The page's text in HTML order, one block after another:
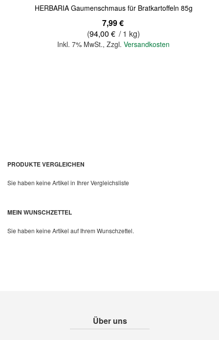
HERBARIA Gaumenschmaus für Bratkartoffeln 85g
7,99 €
(94,00 € / 1 kg)
Inkl. 7% MwSt.,Zzgl.Versandkosten
Quickview
PRODUKTE VERGLEICHEN
Sie haben keine Artikel in Ihrer Vergleichsliste
MEIN WUNSCHZETTEL
Sie haben keine Artikel auf Ihrem Wunschzettel.
Über uns